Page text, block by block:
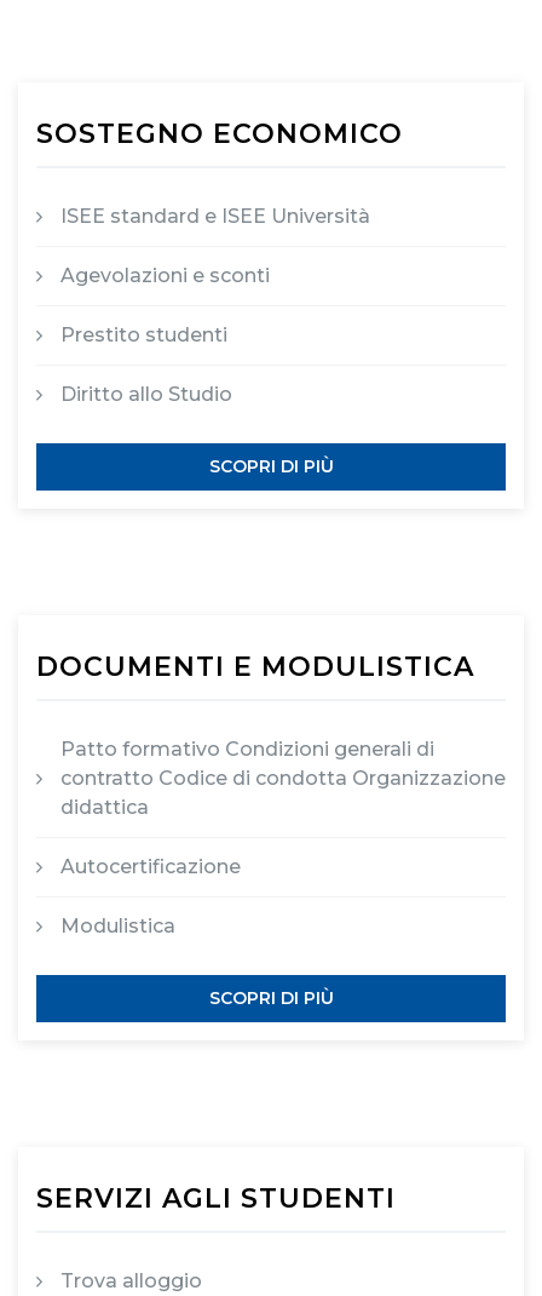
SOSTEGNO ECONOMICO
ISEE standard e ISEE Università
Agevolazioni e sconti
Prestito studenti
Diritto allo Studio
SCOPRI DI PIÙ
DOCUMENTI E MODULISTICA
Patto formativo Condizioni generali di
contratto Codice di condotta Organizzazione
didattica
Autocertificazione
Modulistica
SCOPRI DI PIÙ
SERVIZI AGLI STUDENTI
Trova alloggio